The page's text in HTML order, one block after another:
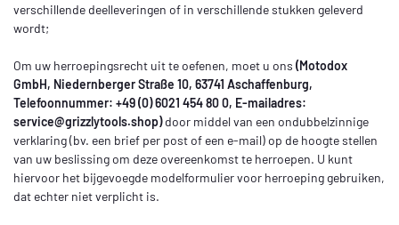
verschillende deelleveringen of in verschillende stukken geleverd
wordt;
Om uw herroepingsrecht uit te oefenen, moet u ons (Motodox
GmbH, Niedernberger Straße 10, 63741 Aschaffenburg,
Telefoonnummer: +49 (0) 6021 454 80 0, E-mailadres:
service@grizzlytools.shop)door middel van een ondubbelzinnige
verklaring (bv. een brief per post of een e-mail) op de hoogte stellen
van uw beslissing om deze overeenkomst te herroepen. U kunt
hiervoor het bijgevoegde modelformulier voor herroeping gebruiken,
dat echter niet verplicht is.